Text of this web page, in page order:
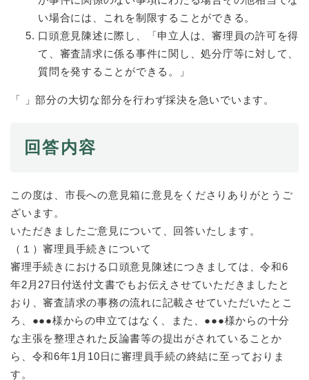
い場合には、これを制限することができる。
口頭意見陳述に際し、「申立人は、審理員の許可を得
て、審査請求に係る事件に関し、処分庁等に対して、
質問を発することができる。」
「 」部分の大切な部分を行わず採決を急いでいます。
回答内容
この度は、市長への意見箱に意見をくださりありがとうご
ざいます。
いただきましたご意見について、回答いたします。
（１）審理員手続きについて
審理手続きにおける口頭意見陳述につきましては、令和6
年2月27日付送付文書でもお伝えさせていただきましたと
おり、審査請求の事務の流れに記載させていただいたとこ
ろ、●●●様からの申立てはなく、また、●●●様からの十分
な主張を整理された反論書等の提出がされていることか
ら、令和6年1月10日に審理員手続の終結に至っておりま
す。